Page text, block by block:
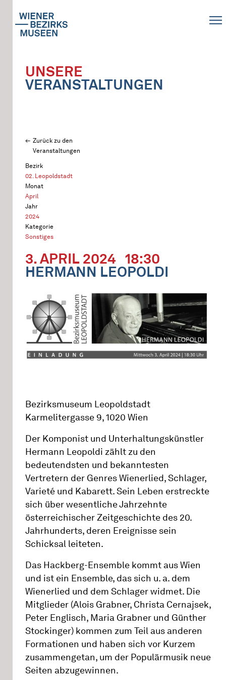
UNSERE
VERANSTALTUNGEN
Zurück zu den
Veranstaltungen
Bezirk
02. Leopoldstadt
Monat
April
Jahr
2024
Kategorie
Sonstiges
3. APRIL 2024 18:30
HERMANN LEOPOLDI
Bezirksmuseum Leopoldstadt
Karmelitergasse 9, 1020 Wien
Der Komponist und Unterhaltungskünstler
Hermann Leopoldi zählt zu den
bedeutendsten und bekanntesten
Vertretern der Genres Wienerlied, Schlager,
Varieté und Kabarett. Sein Leben erstreckte
sich über wesentliche Jahrzehnte
österreichischer Zeit­geschichte des 20.
Jahrhunderts, deren Ereignisse sein
Schicksal leiteten.
Das Hackberg-Ensemble kommt aus Wien
und ist ein Ensemble, das sich u. a. dem
Wienerlied und dem Schlager widmet. Die
Mitglieder (Alois Grabner, Christa Cernajsek,
Peter Englisch, Maria Grabner und Günther
Stockinger) kommen zum Teil aus anderen
Formationen und haben sich vor Kurzem
zusammengetan, um der Populärmusik neue
Seiten abzugewinnen.